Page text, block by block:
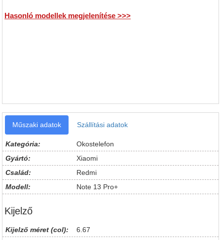
Hasonló modellek megjelenítése >>>
Műszaki adatok Szállítási adatok
Kategória:
Okostelefon
Gyártó:
Xiaomi
Család:
Redmi
Modell:
Note 13 Pro+
Kijelző
Kijelző méret (col):
6.67